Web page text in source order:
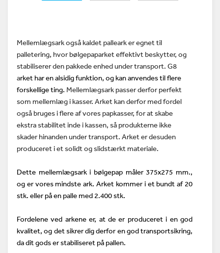
Mellemlægsark også kaldet palleark er egnet til
palletering, hvorbølgepaparketeffektivt beskytter, og
stabiliserer den pakkede enhed under transport. G8
arket har en alsidig funktion, og kan anvendes til flere
forskellige ting. Mellemlægsark passer derfor perfekt
som mellemlæg i kasser. Arket kan derfor med fordel
også bruges i flere af vores papkasser, for at skabe
ekstra stabilitet inde i kassen, så produkterne ikke
skader hinanden under transport. Arket er desuden
produceret i et solidt og slidstærkt materiale.
Dette mellemlægsark i bølgepap måler 375x275 mm.,
og er vores mindste ark. Arket kommer i et bundt af 20
stk. eller på en palle med 2.400 stk.
Fordelene ved arkene er, at de er produceret i en god
kvalitet, og det sikrer dig derfor en god transportsikring,
da dit gods er stabiliseret på pallen.